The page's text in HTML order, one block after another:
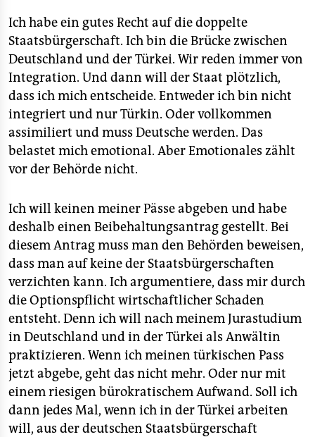
■ Die Politik: 1999 verabschiedete die rot-grüne
Regierung die Optionspflicht. Sie entstand als
Kompromiss mit dem von CDU/CSU dominierten
Bundesrat. 2011 setzte sich die SPD-Regierung in
Baden-Württemberg für die Abschaffung der
Optionspflicht ein, die Initiative fand jedoch im
Bundesrat keine Mehrheit.(taz)
Ich habe ein gutes Recht auf die doppelte
Staatsbürgerschaft. Ich bin die Brücke zwischen
Deutschland und der Türkei. Wir reden immer von
Integration. Und dann will der Staat plötzlich,
dass ich mich entscheide. Entweder ich bin nicht
integriert und nur Türkin. Oder vollkommen
assimiliert und muss Deutsche werden. Das
belastet mich emotional. Aber Emotionales zählt
vor der Behörde nicht.
Ich will keinen meiner Pässe abgeben und habe
deshalb einen Beibehaltungsantrag gestellt. Bei
diesem Antrag muss man den Behörden beweisen,
dass man auf keine der Staatsbürgerschaften
verzichten kann. Ich argumentiere, dass mir durch
die Optionspflicht wirtschaftlicher Schaden
entsteht. Denn ich will nach meinem Jurastudium
in Deutschland und in der Türkei als Anwältin
praktizieren. Wenn ich meinen türkischen Pass
jetzt abgebe, geht das nicht mehr. Oder nur mit
einem riesigen bürokratischem Aufwand. Soll ich
dann jedes Mal, wenn ich in der Türkei arbeiten
will, aus der deutschen Staatsbürgerschaft